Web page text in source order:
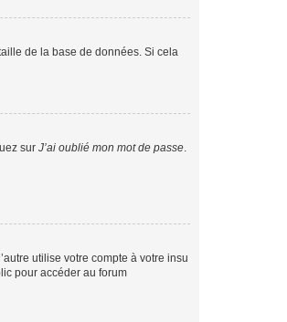
de la base de données. Si cela
sur J’ai oublié mon mot de passe.
utilise votre compte à votre insu
pour accéder au forum